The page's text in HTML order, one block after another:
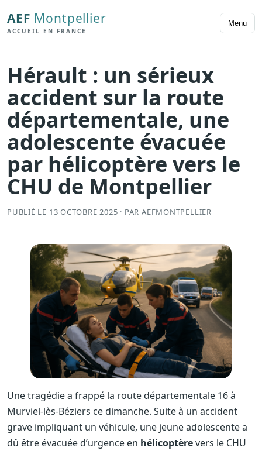
AEF Montpellier
ACCUEIL EN FRANCE
Menu
Hérault : un sérieux
accident sur la route
départementale, une
adolescente évacuée
par hélicoptère vers le
CHU de Montpellier
PUBLIÉ LE 13 OCTOBRE 2025 · PAR AEFMONTPELLIER
Une tragédie a frappé la route départementale 16 à
Murviel-lès-Béziers ce dimanche. Suite à un accident
grave impliquant un véhicule, une jeune adolescente a
dû être évacuée d’urgence en hélicoptèrevers le CHU